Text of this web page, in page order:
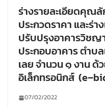
ร่างรายละเอียดคุณ
ประกวดราคา และร่า
ปรับปรุงอาคารวิช
ประกอบอาคาร ตำบ
เลย จำนวน ๑ งาน ด้
อิเล็กทรอนิกส์
07/02/2022